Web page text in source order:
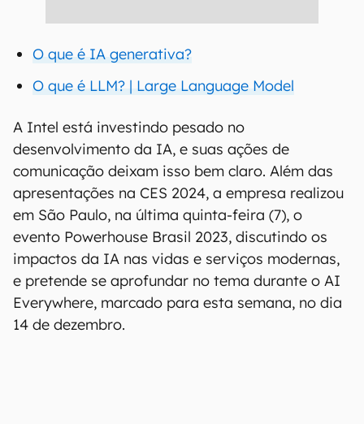
O que é IA generativa?
O que é LLM? | Large Language Model
A Intel está investindo pesado no
desenvolvimento da IA, e suas ações de
comunicação deixam isso bem claro. Além das
apresentações na CES 2024, a empresa realizou
em São Paulo, na última quinta-feira (7), o
evento Powerhouse Brasil 2023, discutindo os
impactos da IA nas vidas e serviços modernas,
e pretende se aprofundar no tema durante o AI
Everywhere, marcado para esta semana, no dia
14 de dezembro.